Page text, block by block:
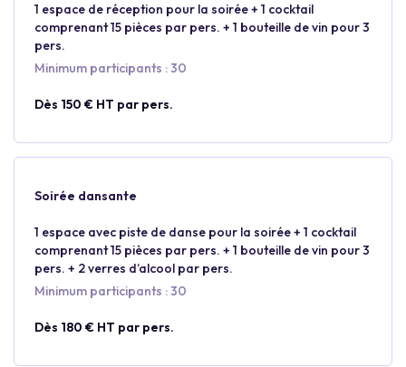
1 espace de réception pour la soirée + 1 cocktail
comprenant 15 pièces par pers. + 1 bouteille de vin pour 3
pers.
Minimum participants : 30
Dès 150 € HT par pers.
Soirée dansante
1 espace avec piste de danse pour la soirée + 1 cocktail
comprenant 15 pièces par pers. + 1 bouteille de vin pour 3
pers. + 2 verres d’alcool par pers.
Minimum participants : 30
Dès 180 € HT par pers.